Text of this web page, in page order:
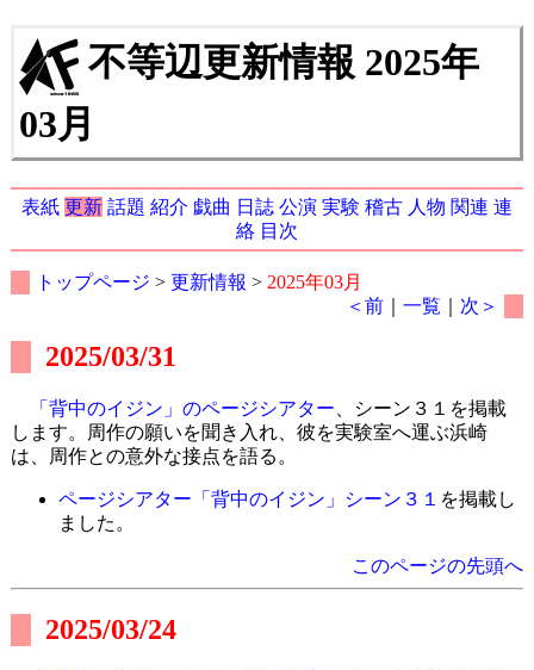
不等辺更新情報 2025年
03月
表紙 更新 話題 紹介 戯曲 日誌 公演 実験 稽古 人物 関連 連
絡 目次
トップページ > 更新情報 > 2025年03月
＜前 ｜一覧 次＞
2025/03/31
「背中のイジン」のページシアター 、シーン３１を掲載
します。周作の願いを聞き入れ、彼を実験室へ運ぶ浜崎
は、周作との意外な接点を語る。
ページシアター「背中のイジン」シーン３１ を掲載し
ました。
このページの先頭へ
2025/03/24